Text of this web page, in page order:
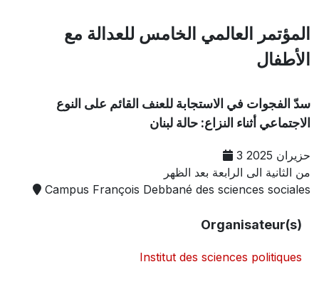
المؤتمر العالمي الخامس للعدالة مع
الأطفال
سدّ الفجوات في الاستجابة للعنف القائم على النوع
الاجتماعي أثناء النزاع: حالة لبنان
3 حزيران 2025
من الثانية الى الرابعة بعد الظهر
Campus François Debbané des sciences sociales
Organisateur(s)
Institut des sciences politiques